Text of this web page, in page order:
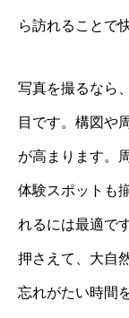
ら訪れることで
写真を撮るなら
目です。構図や
が高まります。
体験スポットも
れるには最適で
押さえて、大自
忘れがたい時間